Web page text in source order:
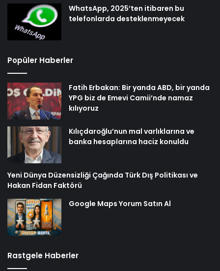
WhatsApp, 2025’ten itibaren bu
telefonlarda desteklenmeyecek
Popüler Haberler
Fatih Erbakan: Bir yanda ABD, bir yanda
YPG biz de Emevi Camii’nde namaz
kılıyoruz
Kılıçdaroğlu’nun mal varlıklarına ve
banka hesaplarına haciz konuldu
Yeni Dünya Düzensizliği Çağında Türk Dış Politikası ve
Hakan Fidan Faktörü
Google Maps Yorum Satın Al
Rastgele Haberler